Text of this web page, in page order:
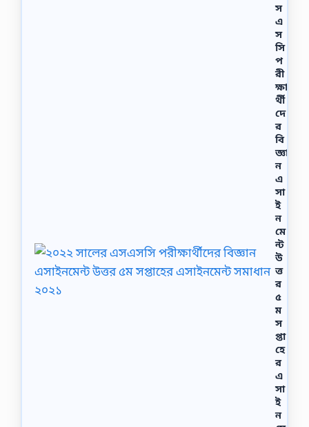
স
এ
স
সি
প
রী
ক্ষা
র্থী
দে
র
বি
জ্ঞা
ন
এ
সা
ই
ন
মে
ন্ট
উ
ত্ত
র
৫
ম
স
প্তা
হে
র
এ
সা
ই
ন